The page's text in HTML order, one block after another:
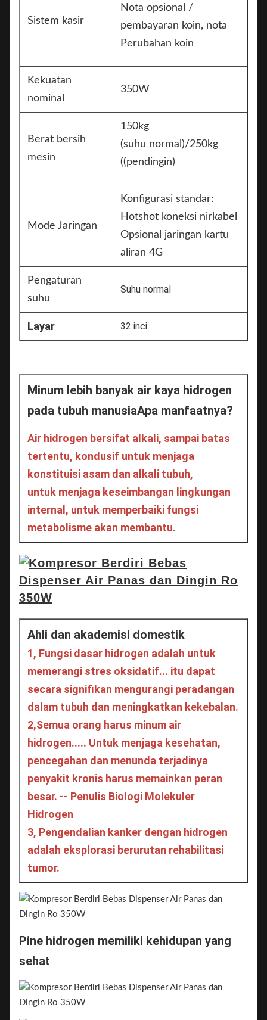
Sistem kasir
Nota opsional /
pembayaran koin, nota
Perubahan koin
Kekuatan
nominal
350W
Berat bersih
mesin
150kg
(suhu normal)/250kg
((pendingin)
Mode Jaringan
Konfigurasi standar:
Hotshot koneksi nirkabel
Opsional jaringan kartu
aliran 4G
Pengaturan
suhu
Suhu normal
Layar 32 inci
Minum lebih banyak air kaya hidrogen
pada tubuh manusiaApa manfaatnya?
Air hidrogen bersifat alkali, sampai batas
tertentu, kondusif untuk menjaga
konstituisi asam dan alkali tubuh,
untuk menjaga keseimbangan lingkungan
internal, untuk memperbaiki fungsi
metabolisme akan membantu.
Ahli dan akademisi domestik
1, Fungsi dasar hidrogen adalah untuk
memerangi stres oksidatif... itu dapat
secara signifikan mengurangi peradangan
dalam tubuh dan meningkatkan kekebalan.
2,Semua orang harus minum air
hidrogen..... Untuk menjaga kesehatan,
pencegahan dan menunda terjadinya
penyakit kronis harus memainkan peran
besar. -- Penulis Biologi Molekuler
Hidrogen
3, Pengendalian kanker dengan hidrogen
adalah eksplorasi berurutan rehabilitasi
tumor.
Pine hidrogen memiliki kehidupan yang
sehat